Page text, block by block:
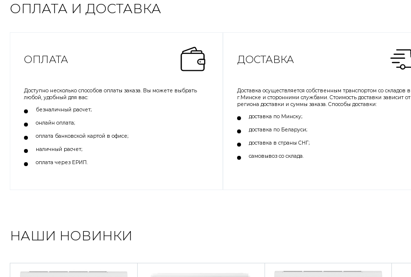
ОПЛАТА И ДОСТАВКА
ОПЛАТА
Доступно несколько способов оплаты заказа. Вы можете выбрать
любой, удобный для вас:
безналичный расчет;
онлайн оплата;
оплата банковской картой в офисе;
наличный расчет;
оплата через ЕРИП.
ДОСТАВКА
Доставка осуществляется собственным транспортом со складов в
г.Минске и сторонними службами. Стоимость доставки зависит от
региона доставки и суммы заказа. Способы доставки:
доставка по Минску;
доставка по Беларуси;
доставка в страны СНГ;
самовывоз со склада.
НАШИ НОВИНКИ